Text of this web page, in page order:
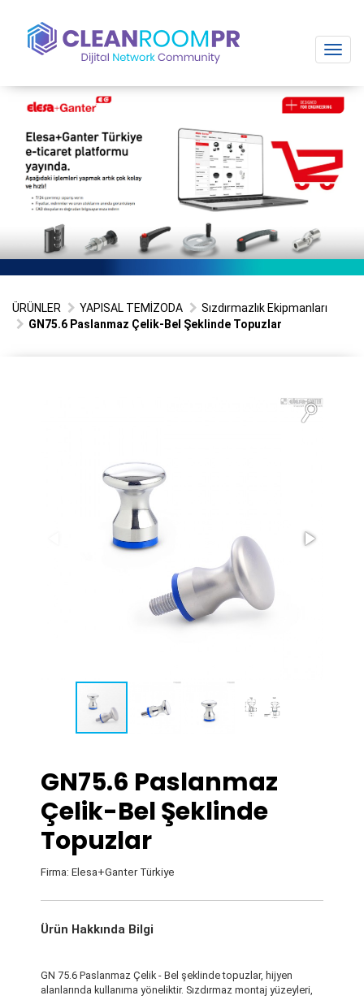
ÜRÜNLER YAPISAL TEMİZODA
Sızdırmazlık Ekipmanları
GN75.6 Paslanmaz Çelik-Bel Şeklinde Topuzlar
GN75.6 Paslanmaz
Çelik-Bel Şeklinde
Topuzlar
Firma: Elesa+Ganter Türkiye
Ürün Hakkında Bilgi
GN 75.6 Paslanmaz Çelik - Bel şeklinde topuzlar, hijyen
alanlarında kullanıma yöneliktir. Sızdırmaz montaj yüzeyleri,